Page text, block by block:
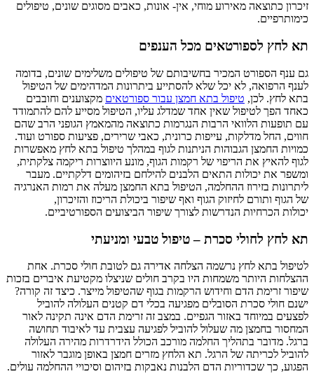
זיכרון כתוצאה מאירוע מוחי, אין- אונות, כאבים מסוגים שונים, טיפולים
כימותרפיים.
תא לחץ לספורטאים מכל הענפים
גם ענף הספורט המכיר בחשיבותם של טיפולים משלימים שונים, בדומה
לענף הרפואה, לא יכל שלא להסתייע ביתרונות המדהימים של הטיפול
בתא לחץ. לכן, טיפול בתא חמצן עבור ספורטאים מקצוענים וחובבים
כאחד הפך לטיפול שאין אחד שמדלג עליו, הטיפול מסייע להם להתמודד
עם תופעות הלוואי הרבות הנגרמות כתוצאה מהמאמץ הגופני הרב שהם
חווים, החל מדלקות, עייפות כרונית, כאבי שרירים, פציעות ספורט ועוד.
כמויות החמצן הגבוהות הניתנות לגוף במהלך טיפול בתא לחץ מאפשרות
לגוף להאיץ את הריפוי של רקמות הגוף, מונע היווצרות ריקמה צלקתית,
ומשפר את יכולות התאים הלבנים להילחם בזיהומים דלקתיים. מעבר
ליתרונות בזירוז ההחלמה, הטיפול בתא החמצן מעלה את רמות האנרגיה
של הגוף ותורם לחיזוק הגוף ואף שיפור ביכולת הריכוז והזיכרון,
יכולות הכרחיות הנדרשות לצורך שיפור הביצועים הספורטיביים.
תא לחץ לחולי סכרת – טיפול טבעי ומניעתי
לטיפול בתא לחץ נרשמה הצלחה אדירה גם לטובת חולי סכרת. אחת
ההצלחות היותר משמחות היו בקרב חולים שניצלו מקטיעת איברים בזכות
שיפור זרימת הדם וחידוש הרקמות בגוף שהטיפול מייצר. כיצד זה קורה?
ישנם חולי סכרת הסובלים מפגיעה בכלי דם קטנים העלולה להוביל
לפצעים במיוחד באזור הגפיים. במצב זה זרימת הדם אינה תקינה לאור
המחסור בחמצן מה שעלול להוביל לפגיעה עצבית עד לאיבוד תחושה
ברגל. מדובר בתהליך החלמה מורכב הכולל הידרדרות מהירה העלולה
להוביל לכריתה של הרגל. תא הלחץ מזרים חמצן באופן מוגבר לאזור
הפגוע, כך שכדוריות הדם הלבנות נאבקות בזיהום וסיכויי ההחלמה עולים.